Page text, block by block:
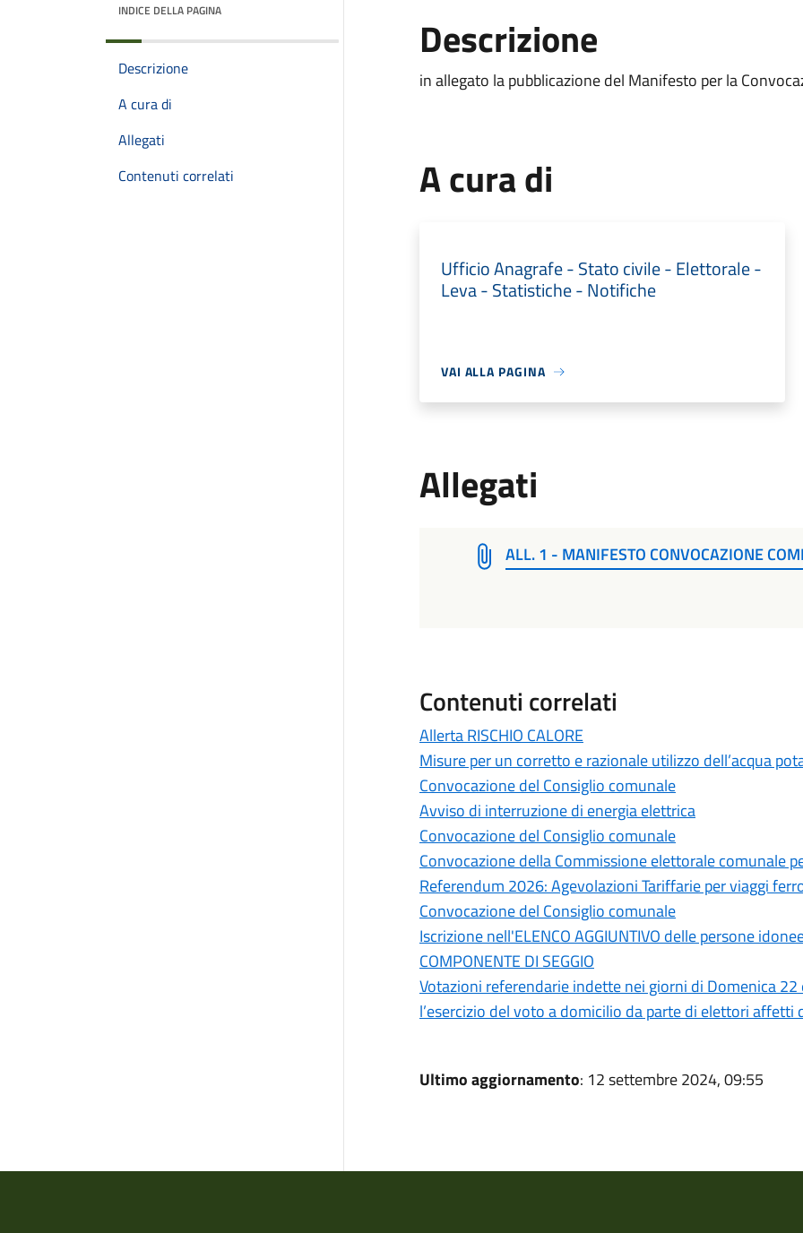
INDICE DELLA PAGINA
Descrizione
A cura di
Allegati
Contenuti correlati
Descrizione
in allegato la pubblicazione del Manifesto per la
A cura di
Ufficio Anagrafe - Stato civile - Elettorale -
Leva - Statistiche - Notifiche
VAI ALLA PAGINA
Allegati
ALL. 1 - MANIFESTO CONVOCAZIONE
Contenuti correlati
Allerta RISCHIO CALORE
Misure per un corretto e razionale utilizzo dell’acqua
Convocazione del Consiglio comunale
Avviso di interruzione di energia elettrica
Convocazione del Consiglio comunale
Convocazione della Commissione elettorale comunale
Referendum 2026: Agevolazioni Tariffarie per viaggi
Convocazione del Consiglio comunale
Iscrizione nell'ELENCO AGGIUNTIVO delle persone
COMPONENTE DI SEGGIO
Votazioni referendarie indette nei giorni di Domenica
l’esercizio del voto a domicilio da parte di elettori affetti
Ultimo aggiornamento: 12 settembre 2024, 09:55